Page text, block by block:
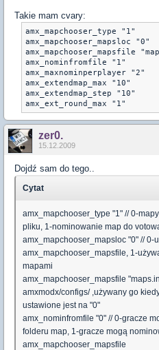
Takie mam cvary:
amx_mapchooser_type "1"
amx_mapchooser_mapsloc "0"
amx_mapchooser_mapsfile
amx_nominfromfile "1"
amx_maxnominperplayer "2"
amx_extendmap_max "10"
amx_extendmap_step "10"
amx_ext_round_max "1"
zer0.
15.12.2009
Dojdź sam do tego..
Cytat
amx_mapchooser_type "1" // 0-
pliku, 1-nominowanie map do
amx_mapchooser_mapsloc "0" // 0-
amx_mapchooser_mapsfile, 1-
mapami
amx_mapchooser_mapsfile
amxmodx/configs/ ,używany go
ustawione jest na "0"
amx_nominfromfile "0" // 0-gracze
folderu map, 1-gracze mogą
amx_mapchooser_mapsfile